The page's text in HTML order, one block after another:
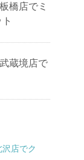
橋店でミ
蔵境店で
店でク